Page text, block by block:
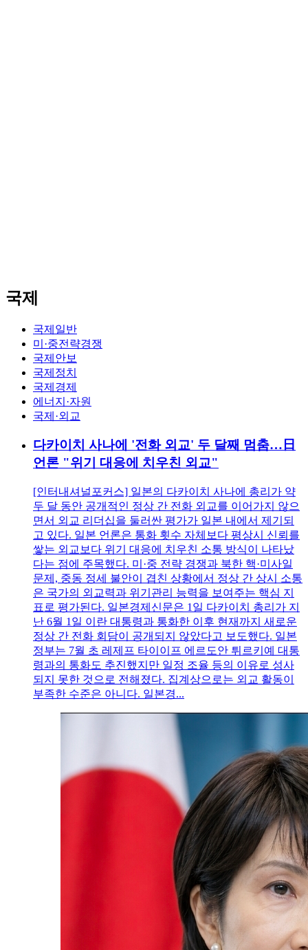
국제
국제일반
미·중전략경쟁
국제안보
국제정치
국제경제
에너지·자원
국제·외교
다카이치 사나에 '전화 외교' 두 달째 멈춤…日
언론 "위기 대응에 치우친 외교"
[인터내셔널포커스] 일본의 다카이치 사나에 총리가 약
두 달 동안 공개적인 정상 간 전화 외교를 이어가지 않으
면서 외교 리더십을 둘러싼 평가가 일본 내에서 제기되
고 있다. 일본 언론은 통화 횟수 자체보다 평상시 신뢰를
쌓는 외교보다 위기 대응에 치우친 소통 방식이 나타났
다는 점에 주목했다. 미·중 전략 경쟁과 북한 핵·미사일
문제, 중동 정세 불안이 겹친 상황에서 정상 간 상시 소통
은 국가의 외교력과 위기관리 능력을 보여주는 핵심 지
표로 평가된다. 일본경제신문은 1일 다카이치 총리가 지
난 6월 1일 이란 대통령과 통화한 이후 현재까지 새로운
정상 간 전화 회담이 공개되지 않았다고 보도했다. 일본
정부는 7월 초 레제프 타이이프 에르도안 튀르키예 대통
령과의 통화도 추진했지만 일정 조율 등의 이유로 성사
되지 못한 것으로 전해졌다. 집계상으로는 외교 활동이
부족한 수준은 아니다. 일본경...